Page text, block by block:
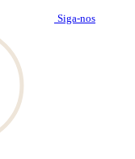
Siga-nos